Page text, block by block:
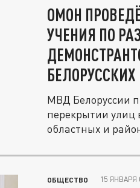
ОМОН
УЧЕНИЯ ПО
БЕЛОРУССКИХ
МВД Белоруссии
перекрытии улиц
областных и
ОБЩЕСТВО 15 ЯНВАРЯ